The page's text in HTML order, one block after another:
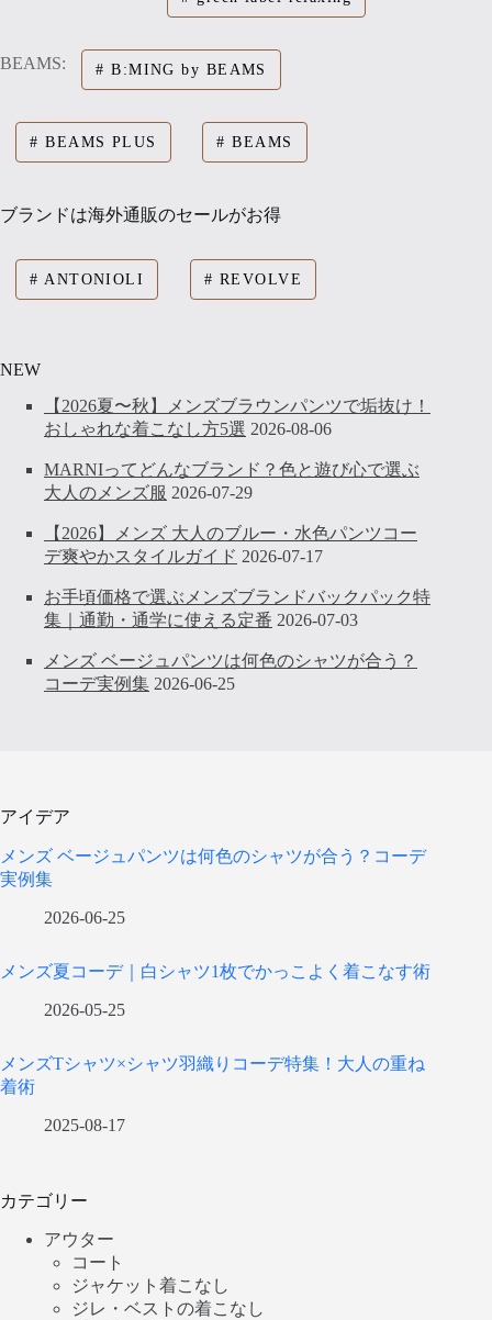
BEAMS: B:MING by BEAMS
BEAMS PLUS BEAMS
ブランドは海外通販のセールがお得
ANTONIOLI REVOLVE
NEW
【2026夏〜秋】メンズブラウンパンツで垢抜け！
おしゃれな着こなし方5選 2026-08-06
MARNIってどんなブランド？色と遊び心で選ぶ
大人のメンズ服 2026-07-29
【2026】メンズ 大人のブルー・水色パンツコー
デ爽やかスタイルガイド 2026-07-17
お手頃価格で選ぶメンズブランドバックパック特
集｜通勤・通学に使える定番 2026-07-03
メンズ ベージュパンツは何色のシャツが合う？
コーデ実例集 2026-06-25
アイデア
メンズ ベージュパンツは何色のシャツが合う？コーデ
実例集
2026-06-25
メンズ夏コーデ｜白シャツ1枚でかっこよく着こなす術
2026-05-25
メンズTシャツ×シャツ羽織りコーデ特集！大人の重ね
着術
2025-08-17
カテゴリー
アウター
コート
ジャケット着こなし
ジレ・ベストの着こなし